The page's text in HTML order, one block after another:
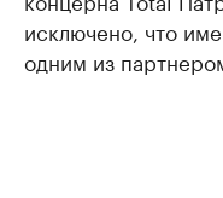
исключено, что
одним из